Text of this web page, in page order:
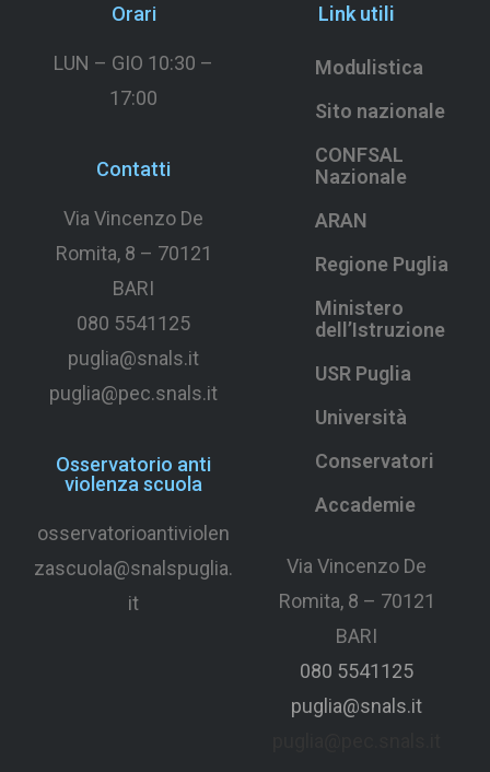
Orari
LUN – GIO 10:30 –
17:00
Contatti
Via Vincenzo De
Romita, 8 – 70121
BARI
080 5541125
puglia@snals.it
puglia@pec.snals.it
Osservatorio anti
violenza scuola
osservatorioantiviolen
zascuola@snalspuglia.
it
Link utili
Modulistica
Sito nazionale
CONFSAL
Nazionale
ARAN
Regione Puglia
Ministero
dell’Istruzione
USR Puglia
Università
Conservatori
Accademie
Via Vincenzo De
Romita, 8 – 70121
BARI
080 5541125
puglia@snals.it